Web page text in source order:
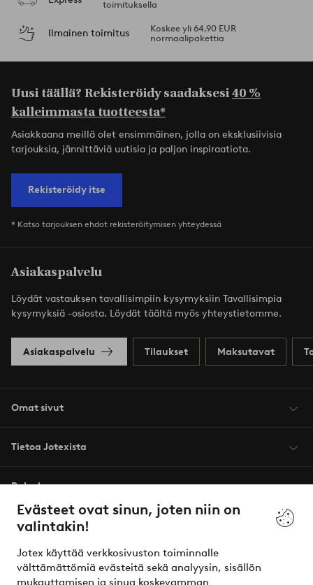
Evästeet ovat sinun, joten niin on
valintakin!
Jotex käyttää verkkosivuston toiminnalle
välttämättömiä evästeitä sekä analyysin, sisällön
mukauttamisen ja sinua koskevamman
toimituksella
Ilmainen toimitus
Koskee yli 64,90 EUR
normaalipakettia
Uusi täällä? Rekisteröidy saadaksesi40 %
kalleimmasta tuotteesta*
Asiakkaana meillä olet ensimmäinen, jolla on eksklusiivisia
tarjouksia, jännittäviä uutisia ja paljon inspiraatiota.
Rekisteröidy itse
* Katso tarjouksen ehdot rekisteröitymisen yhteydessä
Asiakaspalvelu
Löydät vastauksen tavallisimpiin kysymyksiin Tavallisimpia
kysymyksiä -osiosta. Löydät täältä myös yhteystietomme.
Asiakaspalvelu Tilaukset Maksutavat
Omat sivut
Tietoa Jotexista
Palvelumme
Ehdot
Ystävät